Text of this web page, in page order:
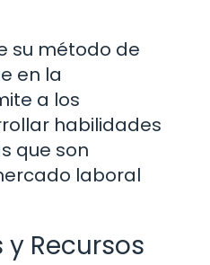
su método de
en la
a los
habilidades
que son
laboral
Recursos